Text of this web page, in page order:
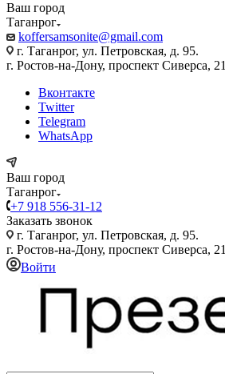
Ваш город
Таганрог
koffersamsonite@gmail.com
г. Таганрог, ул. Петровская, д. 95.
г. Ростов-на-Дону, проспект Сиверса, 21
Вконтакте
Twitter
Telegram
WhatsApp
Ваш город
Таганрог
+7 918 556-31-12
Заказать звонок
г. Таганрог, ул. Петровская, д. 95.
г. Ростов-на-Дону, проспект Сиверса, 21
Войти